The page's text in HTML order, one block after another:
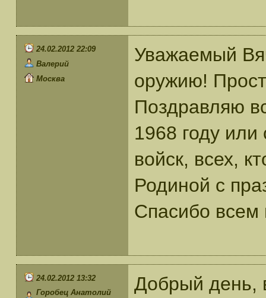
24.02.2012 22:09
Валерий
Москва
Уважаемый
оружию!
Поздравляю
1968 году
войск, всех,
Родиной с
Спасибо всем
24.02.2012 13:32
Горобец Анатолий
Добрый день,